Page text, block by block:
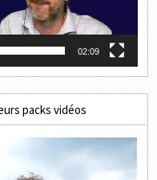
02:09
packs vidéos